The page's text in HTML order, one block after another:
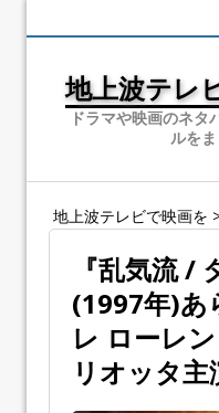
地上波テレ
ドラマや映画のネタ
ルをま
地上波テレビで映画を
『乱気流 /
(1997年)あ
レ ローレ
リオッタ主